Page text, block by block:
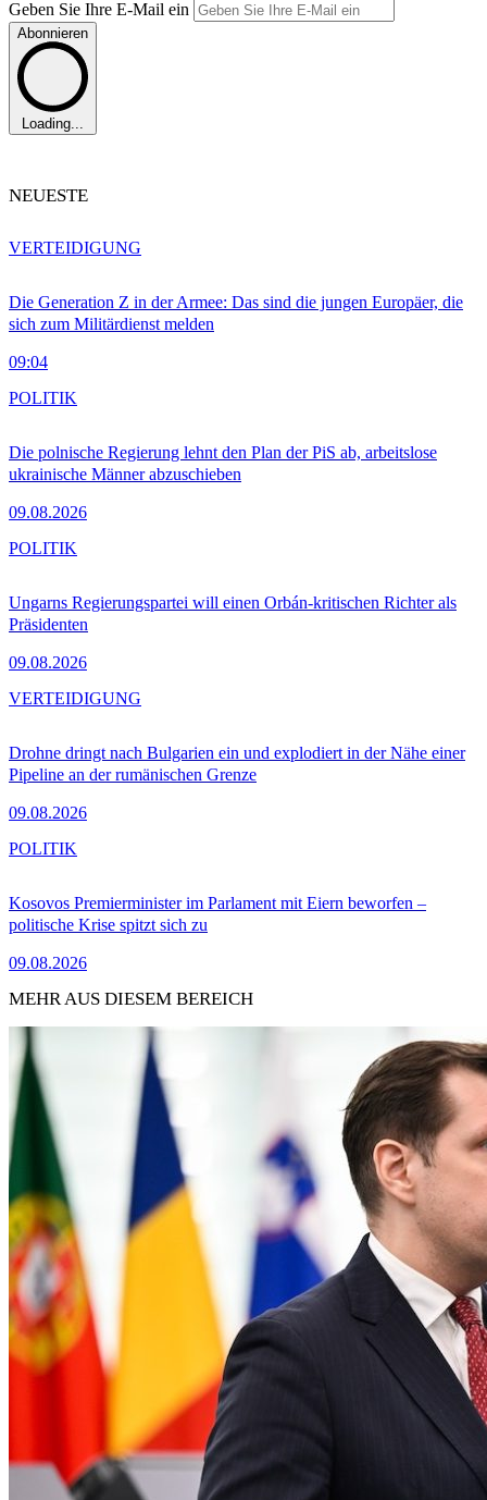
Geben Sie Ihre E-Mail ein
Abonnieren
Loading...
NEUESTE
Die Generation Z in der Armee: Das sind die jungen Europäer, die
sich zum Militärdienst melden
09:04
VERTEIDIGUNG
Die polnische Regierung lehnt den Plan der PiS ab, arbeitslose
ukrainische Männer abzuschieben
09.08.2026
POLITIK
Ungarns Regierungspartei will einen Orbán-kritischen Richter als
Präsidenten
09.08.2026
POLITIK
Drohne dringt nach Bulgarien ein und explodiert in der Nähe einer
Pipeline an der rumänischen Grenze
09.08.2026
VERTEIDIGUNG
Kosovos Premierminister im Parlament mit Eiern beworfen –
politische Krise spitzt sich zu
09.08.2026
POLITIK
MEHR AUS DIESEM BEREICH